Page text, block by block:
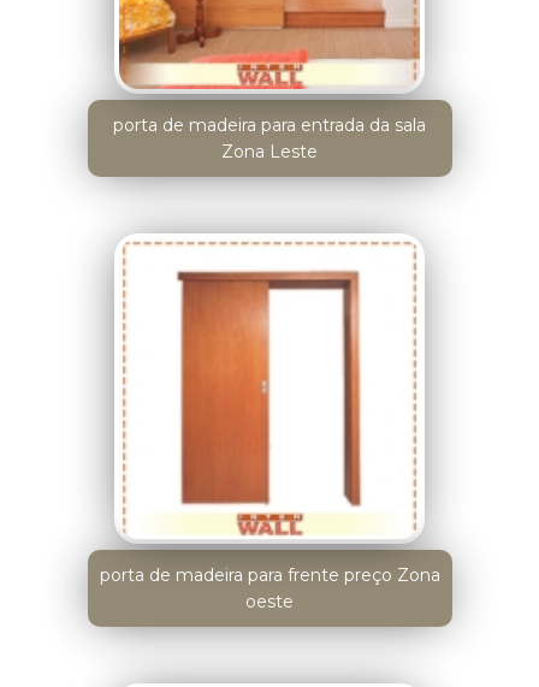
porta de madeira para entrada da sala
Zona Leste
porta de madeira para frente preço Zona
oeste